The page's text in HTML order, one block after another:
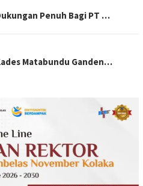
Penuh Bagi PT …
Matabundu Ganden…